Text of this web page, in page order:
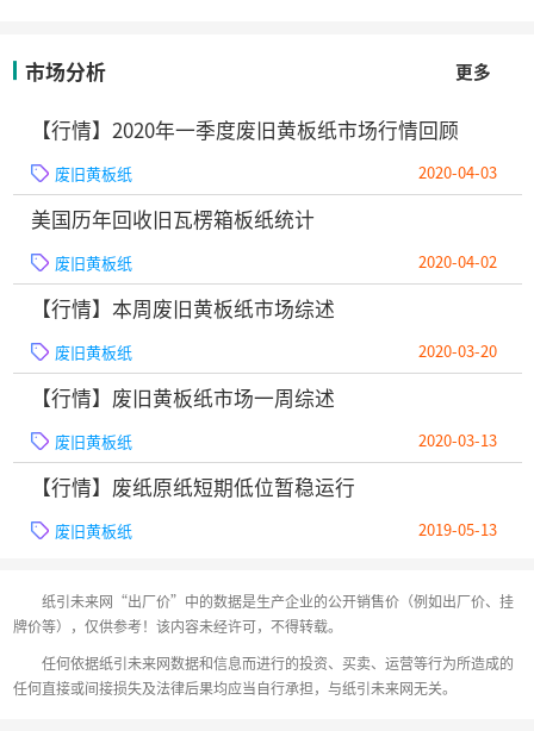
市场分析 更多
【行情】2020年一季度废旧黄板纸市场行情回顾
废旧黄板纸 2020-04-03
美国历年回收旧瓦楞箱板纸统计
废旧黄板纸 2020-04-02
【行情】本周废旧黄板纸市场综述
废旧黄板纸 2020-03-20
【行情】废旧黄板纸市场一周综述
废旧黄板纸 2020-03-13
【行情】废纸原纸短期低位暂稳运行
废旧黄板纸 2019-05-13
纸引未来网“出厂价”中的数据是生产企业的公开销售价（例如出厂价、挂
牌价等），仅供参考！该内容未经许可，不得转载。
任何依据纸引未来网数据和信息而进行的投资、买卖、运营等行为所造成的
任何直接或间接损失及法律后果均应当自行承担，与纸引未来网无关。